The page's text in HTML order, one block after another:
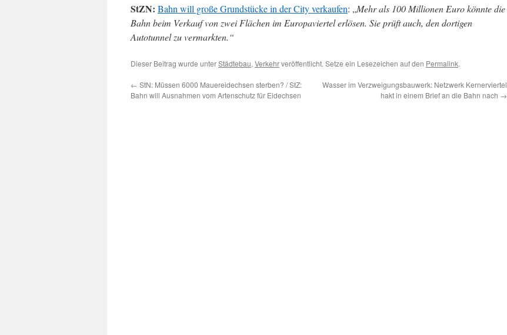
StZN: Bahn will große Grundstücke in der City verkaufen: „Mehr als 100 Millionen Euro könnte die
Bahn beim Verkauf von zwei Flächen im Europaviertel erlösen. Sie prüft auch, den dortigen
Autotunnel zu vermarkten.“
Dieser Beitrag wurde unterStädtebau, Verkehrveröffentlicht. Setze ein Lesezeichen auf den Permalink.
← StN: Müssen 6000 Mauereidechsen sterben? / StZ:
Bahn will Ausnahmen vom Artenschutz für Eidechsen
Wasser im Verzweigungsbauwerk: Netzwerk Kernerviertel
hakt in einem Brief an die Bahn nach →